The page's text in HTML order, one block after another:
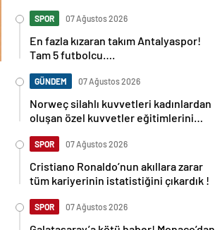
SPOR 07 Ağustos 2026
En fazla kızaran takım Antalyaspor!
Tam 5 futbolcu….
GÜNDEM 07 Ağustos 2026
Norweç silahlı kuvvetleri kadınlardan
oluşan özel kuvvetler eğitimlerini
SPOR 07 Ağustos 2026
Cristiano Ronaldo’nun akıllara zarar
tüm kariyerinin istatistiğini çıkardık !
SPOR 07 Ağustos 2026